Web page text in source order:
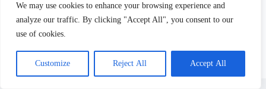
We may use cookies to enhance your browsing experience and
analyze our traffic. By clicking "Accept All", you consent to our
use of cookies.
Customize Reject All Accept All